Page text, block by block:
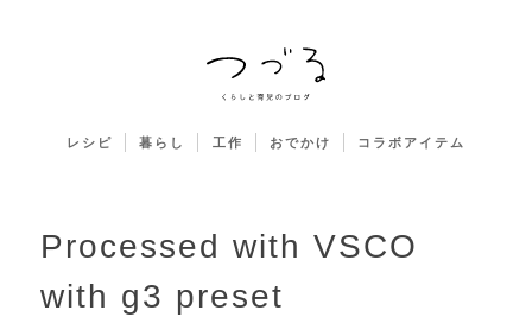
レシピ 暮らし 工作 おでかけ コラボアイテム
Processed with VSCO
with g3 preset